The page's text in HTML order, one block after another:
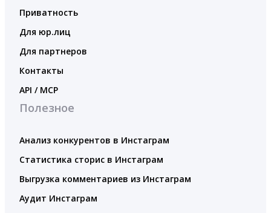
Приватность
Для юр.лиц
Для партнеров
Контакты
API / MCP
Полезное
Анализ конкурентов в Инстаграм
Статистика сторис в Инстаграм
Выгрузка комментариев из Инстаграм
Аудит Инстаграм